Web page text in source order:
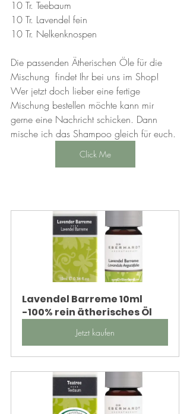
10 Tr. Teebaum
10 Tr. Lavendel fein
10 Tr. Nelkenknospen
Die passenden Ätherischen Öle für die
Mischung  findet Ihr bei uns im Shop!
Wer jetzt doch lieber eine fertige
Mischung bestellen möchte kann mir
gerne eine Nachricht schicken. Dann
mische ich das Shampoo gleich für euch.
Click Me
Lavendel Barreme 10ml
-100% rein ätherisches Öl
Jetzt kaufen